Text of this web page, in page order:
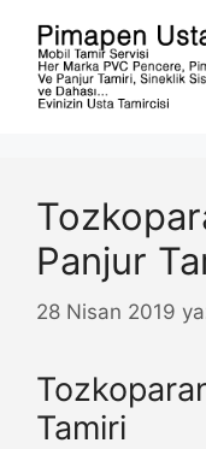
Panjur
28 Nisan 2019
Tamiri